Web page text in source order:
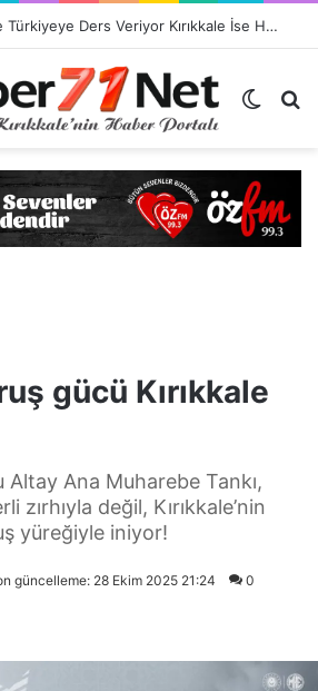
Kırşehir Kültürü İle Türkiyeye Ders Veriyor Kırıkkale İse Hala Seyrediyor !!!
Dış
gücü Kırıkkale
Altay Ana Muharebe Tankı,
zırhıyla değil, Kırıkkale’nin
yüreğiyle iniyor!
güncelleme: 28 Ekim 2025 21:24 0